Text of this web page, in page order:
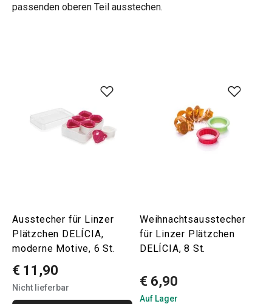
passenden oberen Teil ausstechen.
Ausstecher für Linzer
Plätzchen DELÍCIA,
moderne Motive, 6 St.
€ 11,90
Nicht lieferbar
Weihnachtsausstecher
für Linzer Plätzchen
DELÍCIA, 8 St.
€ 6,90
Auf Lager